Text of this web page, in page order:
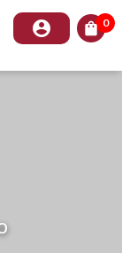
account_circle shopping_bag 0